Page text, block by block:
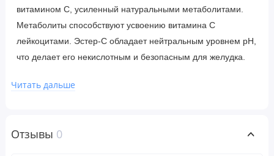
витамином С, усиленный натуральными метаболитами.
Метаболиты способствуют усвоению витамина С
лейкоцитами. Эстер-C обладает нейтральным уровнем рН,
что делает его некислотным и безопасным для желудка.
оказывает всестороннюю поддержку иммунной системы и
цитрусовых помогают организму лучше переваривать и
Читать дальше
Отзывы 0